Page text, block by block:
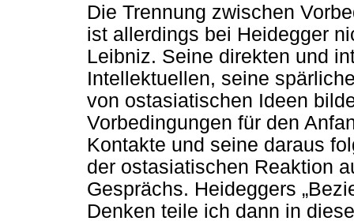
Die Trennung zwischen
ist allerdings bei Heidegger
Leibniz. Seine direkten und
Intellektuellen, seine
von ostasiatischen Ideen
Vorbedingungen für den
Kontakte und seine daraus
der ostasiatischen Reaktion
Gesprächs. Heideggers
Denken teile ich dann in